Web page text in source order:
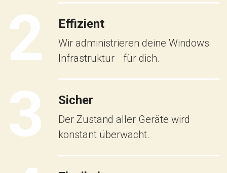
2 Effizient
Wir administrieren deine Windows
Infrastruktur für dich.
3 Sicher
Der Zustand aller Geräte wird
konstant überwacht.